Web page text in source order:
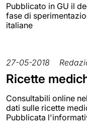
Pubblicato in GU il
fase di
italiane
27-05-2018
Ricette
Consultabili online
dati sulle ricette
Pubblicata